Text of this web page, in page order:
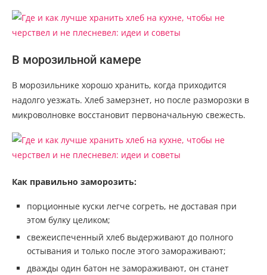
В морозильной камере
В морозильнике хорошо хранить, когда приходится
надолго уезжать. Хлеб замерзнет, но после разморозки в
микроволновке восстановит первоначальную свежесть.
Как правильно заморозить:
порционные куски легче согреть, не доставая при
этом булку целиком;
свежеиспеченный хлеб выдерживают до полного
остывания и только после этого замораживают;
дважды один батон не замораживают, он станет